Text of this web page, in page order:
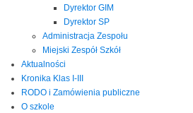
Dyrektor GIM
Dyrektor SP
Administracja Zespołu
Miejski Zespół Szkół
Aktualności
Kronika Klas I-III
RODO i Zamówienia publiczne
O szkole